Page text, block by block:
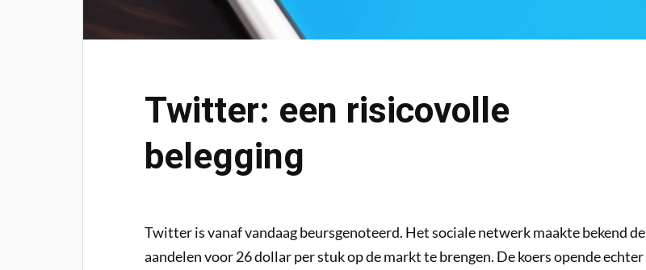
Twitter: een risicovolle
belegging
Twitter is vanaf vandaag beursgenoteerd. Het sociale netwerk maakte bekend de
aandelen voor 26 dollar per stuk op de markt te brengen. De koers opende echter